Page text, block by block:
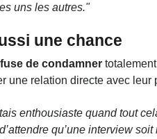
uns les autres."
une chance
de condamner totalement
une relation directe avec leur
enthousiaste quand tout
qu’une interview